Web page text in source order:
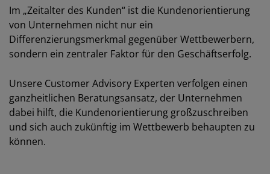
Im „Zeitalter des Kunden“ ist die Kundenorientierung
von Unternehmen nicht nur ein
Differenzierungsmerkmal gegenüber Wettbewerbern,
sondern ein zentraler Faktor für den Geschäftserfolg.
Unsere Customer Advisory Experten verfolgen einen
ganzheitlichen Beratungsansatz, der Unternehmen
dabei hilft, die Kundenorientierung großzuschreiben
und sich auch zukünftig im Wettbewerb behaupten zu
können.